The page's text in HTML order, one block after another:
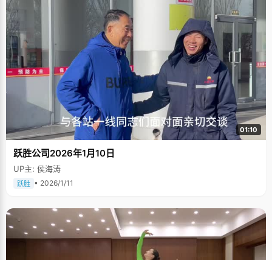
01:10
跃胜公司2026年1月10日
UP主: 侯海涛
跃胜 • 2026/1/11